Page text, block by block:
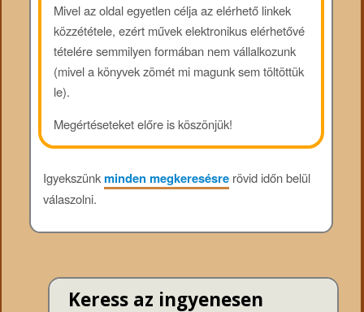
Mivel az oldal egyetlen célja az elérhető linkek
közzététele, ezért művek elektronikus elérhetővé
tételére semmilyen formában nem vállalkozunk
(mivel a könyvek zömét mi magunk sem töltöttük
le).
Megértéseteket előre is köszönjük!
Igyekszünkminden megkeresésrerövid időn belül
válaszolni.
Keress az ingyenesen